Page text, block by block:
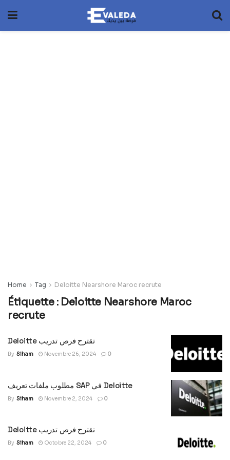
Home Tag Deloitte Nearshore Maroc recrute
Étiquette : Deloitte Nearshore Maroc
recrute
Deloitte تقترح فرص تدريب
By Siham Novembre 26, 2024 0
مطلوب ملفات تعريف SAP في Deloitte
By Siham Novembre 2, 2024 0
Deloitte تقترح فرص تدريب
By Siham Octobre 22, 2024 0